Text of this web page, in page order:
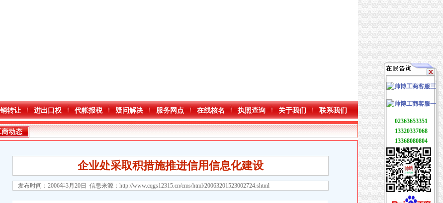
转让 进出口权 代帐报税 疑问解决 服务网点 在线核名 执照查询 关于我们 联系我们
商动态
企业处采取积措施推进信用信息化建设
发布时间：2006年3月20日 信息来源： http://www.cqgs12315.cn/cms/html/20063201523002724.shtml
02363653351
13320337068
13368080804